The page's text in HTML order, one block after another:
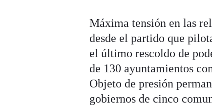
Máxima tensión en las
desde el partido que
el último rescoldo de
de 130 ayuntamientos
Objeto de presión
gobiernos de cinco